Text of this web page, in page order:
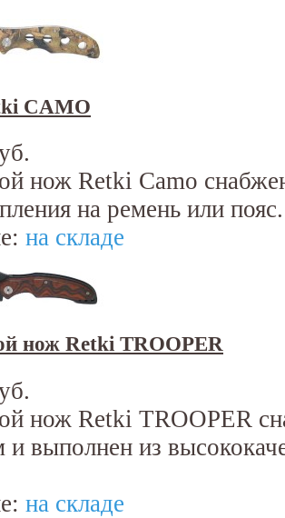
CAMO
нож Retki Сamo
на ремень или пояс.
на складе
нож Retki TROOPER
нож Retki TROOPER
и выполнен из
на складе